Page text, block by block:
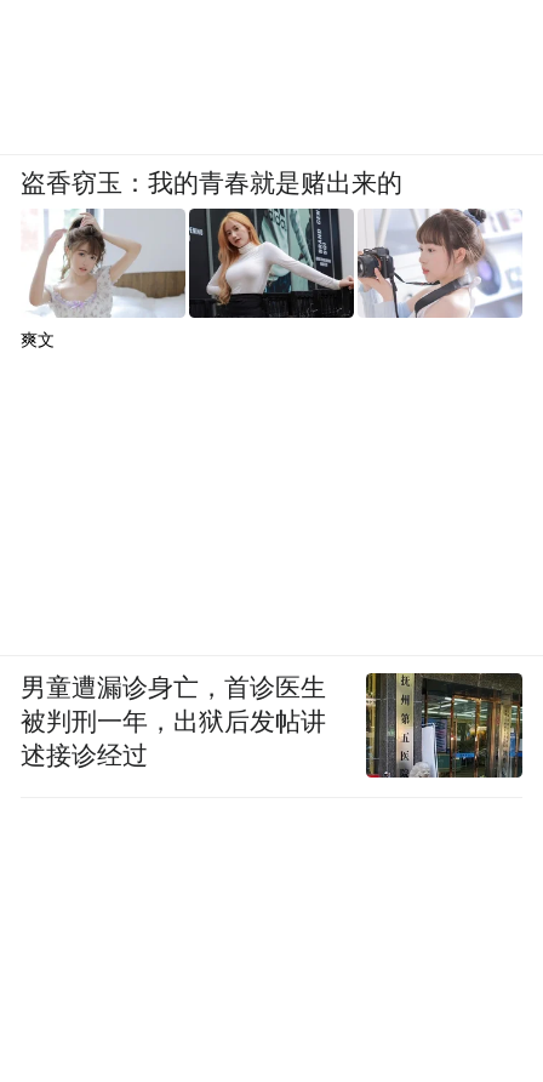
盗香窃玉：我的青春就是赌出来的
爽文
男童遭漏诊身亡，首诊医生
被判刑一年，出狱后发帖讲
述接诊经过